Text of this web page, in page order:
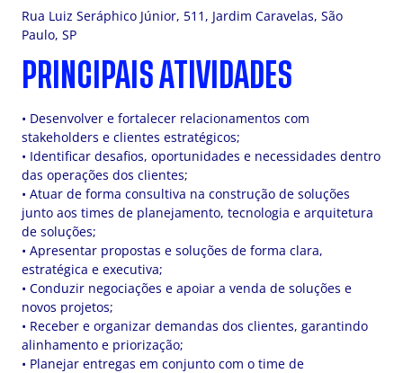
Rua Luiz Seráphico Júnior, 511, Jardim Caravelas, São
Paulo, SP
PRINCIPAIS ATIVIDADES
• Desenvolver e fortalecer relacionamentos com
stakeholders e clientes estratégicos;
• Identificar desafios, oportunidades e necessidades dentro
das operações dos clientes;
• Atuar de forma consultiva na construção de soluções
junto aos times de planejamento, tecnologia e arquitetura
de soluções;
• Apresentar propostas e soluções de forma clara,
estratégica e executiva;
• Conduzir negociações e apoiar a venda de soluções e
novos projetos;
• Receber e organizar demandas dos clientes, garantindo
alinhamento e priorização;
• Planejar entregas em conjunto com o time de